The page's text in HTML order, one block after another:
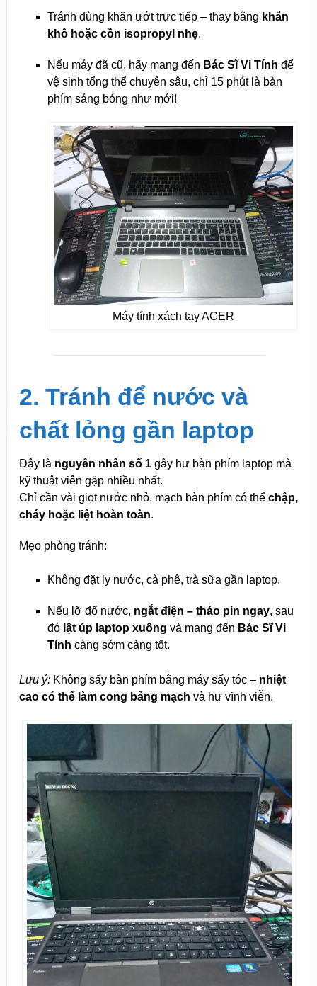
Tránh dùng khăn ướt trực tiếp – thay bằng khăn
khô hoặc cồn isopropyl nhẹ.
Nếu máy đã cũ, hãy mang đến Bác Sĩ Vi Tính để
vệ sinh tổng thể chuyên sâu, chỉ 15 phút là bàn
phím sáng bóng như mới!
Máy tính xách tay ACER
2. Tránh để nước và
chất lỏng gần laptop
Đây là nguyên nhân số 1gây hư bàn phím laptop mà
kỹ thuật viên gặp nhiều nhất.
Chỉ cần vài giọt nước nhỏ, mạch bàn phím có thể chập,
cháy hoặc liệt hoàn toàn.
Mẹo phòng tránh:
Không đặt ly nước, cà phê, trà sữa gần laptop.
Nếu lỡ đổ nước, ngắt điện – tháo pin ngay, sau
đó lật úp laptop xuống và mang đến Bác Sĩ Vi
Tính càng sớm càng tốt.
Lưu ý:Không sấy bàn phím bằng máy sấy tóc – nhiệt
cao có thể làm cong bảng mạch và hư vĩnh viễn.